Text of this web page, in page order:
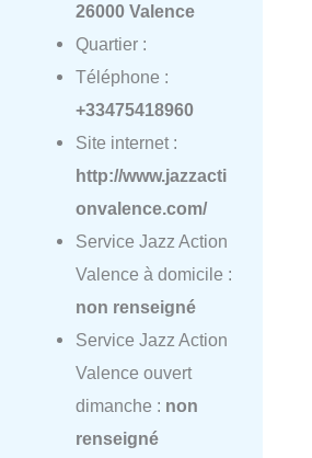
26000 Valence
Quartier :
Téléphone :
+33475418960
Site internet :
http://www.jazzacti
onvalence.com/
Service Jazz Action
Valence à domicile :
non renseigné
Service Jazz Action
Valence ouvert
dimanche : non
renseigné